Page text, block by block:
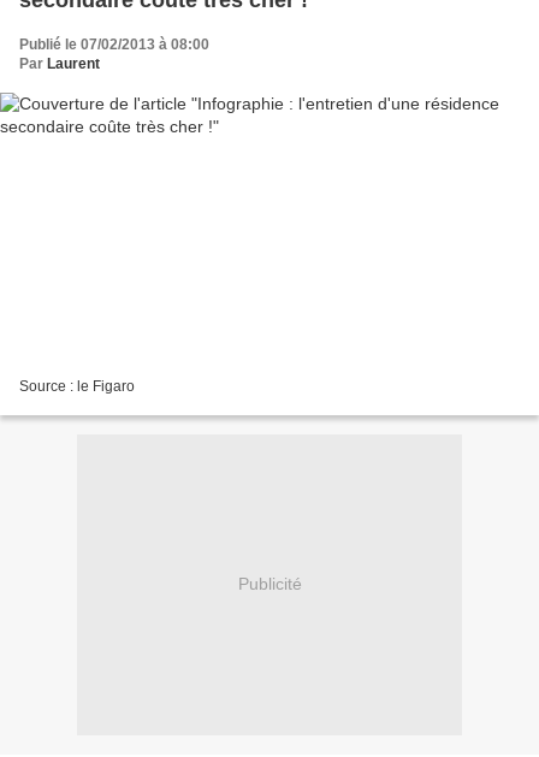
Publié le 07/02/2013 à 08:00
Par Laurent
Source : le Figaro
Publicité